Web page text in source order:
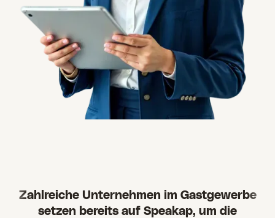
Zahlreiche Unternehmen im Gastgewerbe
setzen bereits auf Speakap, um die